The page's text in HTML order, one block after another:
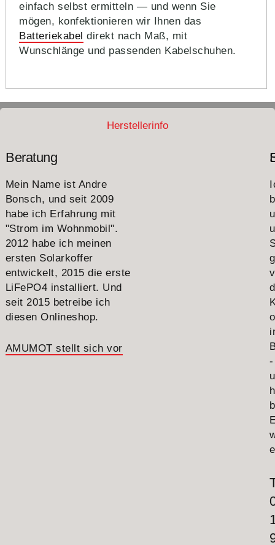
Herstellerinfo
einfach selbst ermitteln — und wenn Sie
mögen, konfektionieren wir Ihnen das
Batteriekabel direkt nach Maß, mit
Wunschlänge und passenden Kabelschuhen.
Beratung
Mein Name ist Andre
Bonsch, und seit 2009
habe ich Erfahrung mit
"Strom im Wohnmobil".
2012 habe ich meinen
ersten Solarkoffer
entwickelt, 2015 die erste
LiFePO4 installiert. Und
seit 2015 betreibe ich
diesen Onlineshop.
AMUMOT stellt sich vor
-